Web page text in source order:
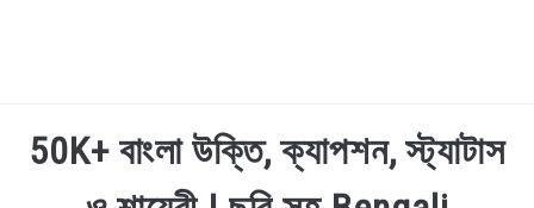
TECHNOLOGY
HEALTH & LIFESTYLE
50K+ বাংলা উক্তি, ক্যাপশন, স্ট্যাটাস